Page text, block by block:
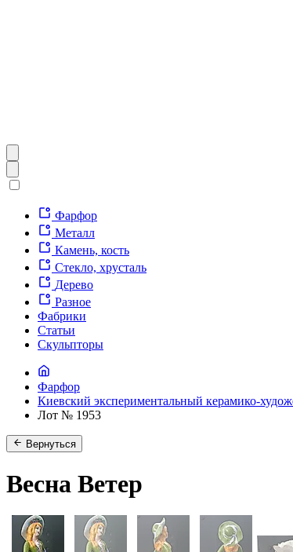
Фарфор
Металл
Камень, кость
Стекло, хрусталь
Дерево
Разное
Фабрики
Статьи
Скульпторы
Фарфор
Киевский экспериментальный керамико-
Лот № 1953
Вернуться
Весна Ветер